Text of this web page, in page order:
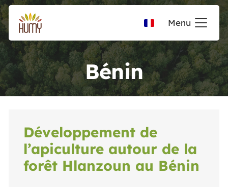
Menu
Bénin
Développement de
l’apiculture autour de la
forêt Hlanzoun au Bénin